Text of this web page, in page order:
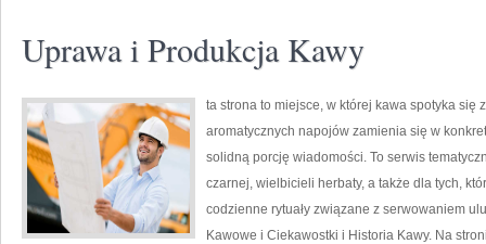
Uprawa i Produkcja Kawy
ta strona to miejsce, w której kawa spotyka się
aromatycznych napojów zamienia się w
solidną porcję wiadomości. To serwis
czarnej, wielbicieli herbaty, a także dla tych,
codzienne rytuały związane z serwowaniem
Kawowe i Ciekawostki i Historia Kawy. Na